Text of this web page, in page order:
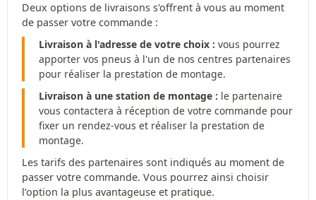
Deux options de livraisons s'offrent à vous au moment
de passer votre commande :
Livraison à l'adresse de votre choix : vous pourrez
apporter vos pneus à l'un de nos centres partenaires
pour réaliser la prestation de montage.
Livraison à une station de montage : le partenaire
vous contactera à réception de votre commande pour
fixer un rendez-vous et réaliser la prestation de
montage.
Les tarifs des partenaires sont indiqués au moment de
passer votre commande. Vous pourrez ainsi choisir
l’option la plus avantageuse et pratique.